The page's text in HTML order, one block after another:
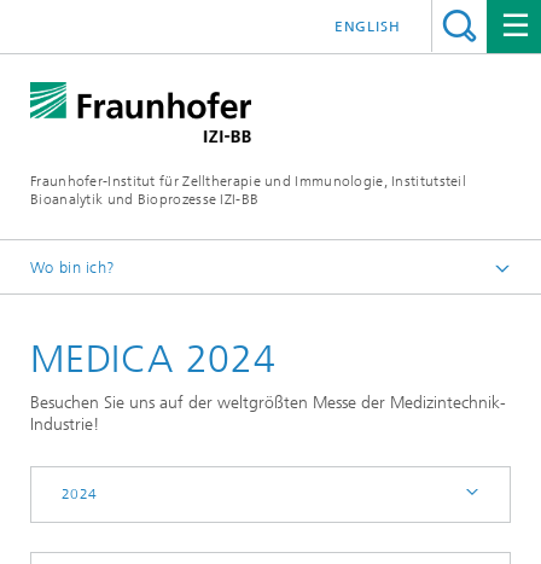
Fraunhofer-Institut für Zelltherapie und Immunologie, Institutsteil
Bioanalytik und Bioprozesse IZI-BB
ENGLISH
Wo bin ich?
2024
MEDICA 2024
Besuchen Sie uns auf der weltgrößten Messe der Medizintechnik-
Industrie!
2024